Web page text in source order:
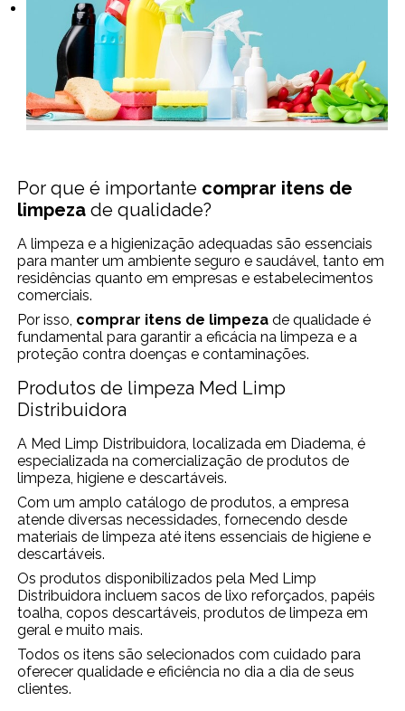
Por que é importante comprar itens de
limpeza de qualidade?
A limpeza e a higienização adequadas são essenciais
para manter um ambiente seguro e saudável, tanto em
residências quanto em empresas e estabelecimentos
comerciais.
Por isso, comprar itens de limpeza de qualidade é
fundamental para garantir a eficácia na limpeza e a
proteção contra doenças e contaminações.
Produtos de limpeza Med Limp
Distribuidora
A Med Limp Distribuidora, localizada em Diadema, é
especializada na comercialização de produtos de
limpeza, higiene e descartáveis.
Com um amplo catálogo de produtos, a empresa
atende diversas necessidades, fornecendo desde
materiais de limpeza até itens essenciais de higiene e
descartáveis.
Os produtos disponibilizados pela Med Limp
Distribuidora incluem sacos de lixo reforçados, papéis
toalha, copos descartáveis, produtos de limpeza em
geral e muito mais.
Todos os itens são selecionados com cuidado para
oferecer qualidade e eficiência no dia a dia de seus
clientes.